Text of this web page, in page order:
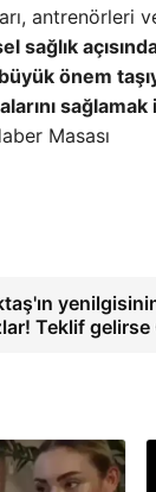
antrenörleri
sağlık
önem
sağlamak
Masası
Teklif